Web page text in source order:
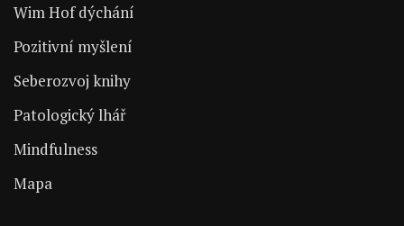
Wim Hof dýchání
Pozitivní myšlení
Seberozvoj knihy
Patologický lhář
Mindfulness
Mapa